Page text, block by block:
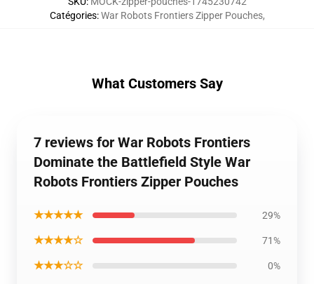
Catégories:War Robots Frontiers Zipper Pouches,
What Customers Say
7 reviews for War Robots Frontiers
Dominate the Battlefield Style War
Robots Frontiers Zipper Pouches
★★★★★ 29%
★★★★☆ 71%
★★★☆☆ 0%